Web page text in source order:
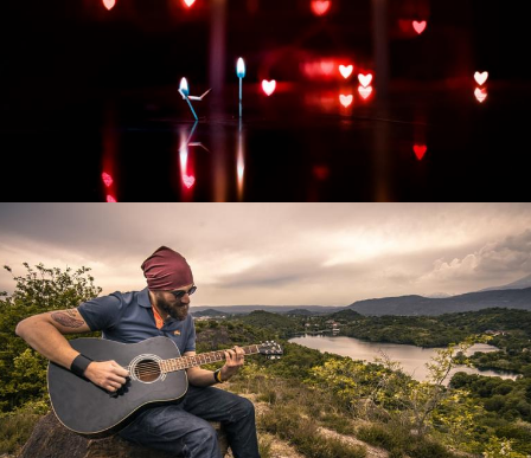
Развитие интернет-магазина "Всё для
праздника"
Смотреть проект
Перевод интернет-магазина
Guitaramania.ru на 1С-Битрикс